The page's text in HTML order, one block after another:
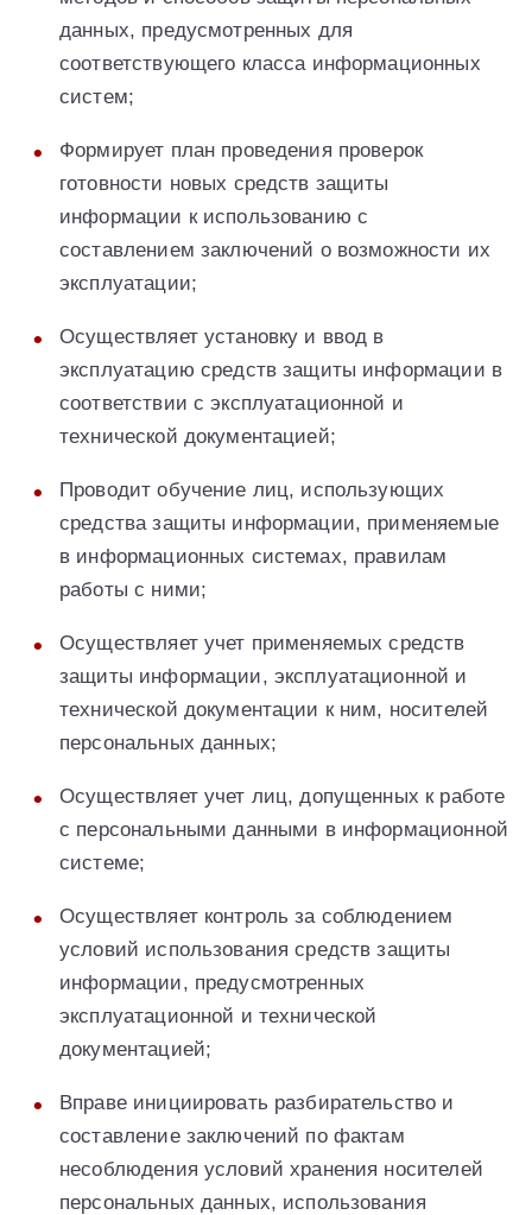
данных, предусмотренных для
соответствующего класса информационных
систем;
Формирует план проведения проверок
готовности новых средств защиты
информации к использованию с
составлением заключений о возможности их
эксплуатации;
Осуществляет установку и ввод в
эксплуатацию средств защиты информации в
соответствии с эксплуатационной и
технической документацией;
Проводит обучение лиц, использующих
средства защиты информации, применяемые
в информационных системах, правилам
работы с ними;
Осуществляет учет применяемых средств
защиты информации, эксплуатационной и
технической документации к ним, носителей
персональных данных;
Осуществляет учет лиц, допущенных к работе
с персональными данными в информационной
системе;
Осуществляет контроль за соблюдением
условий использования средств защиты
информации, предусмотренных
эксплуатационной и технической
документацией;
Вправе инициировать разбирательство и
составление заключений по фактам
несоблюдения условий хранения носителей
персональных данных, использования